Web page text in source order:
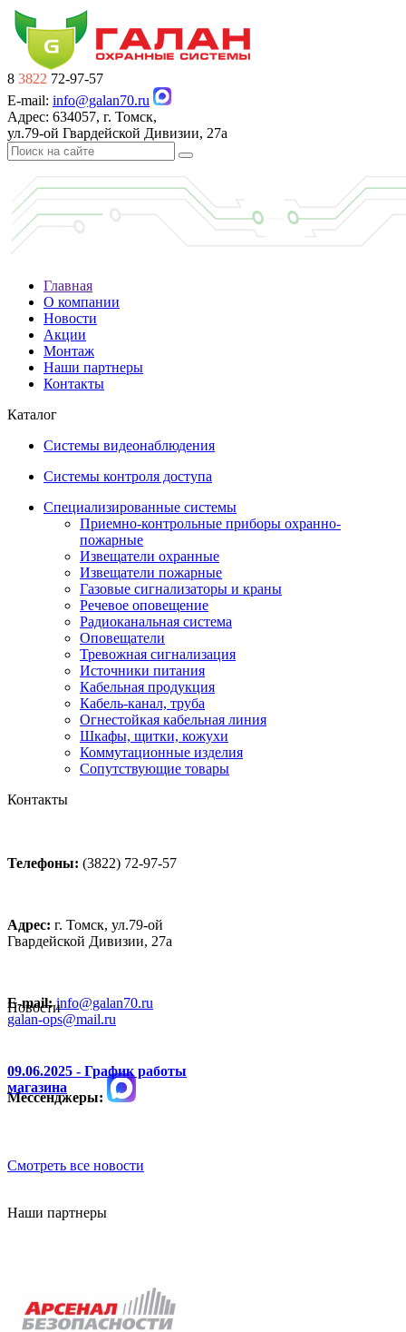
8 3822 72-97-57
E-mail: info@galan70.ru
Адрес: 634057, г. Томск,
ул.79-ой Гвардейской Дивизии, 27а
Главная
О компании
Новости
Акции
Монтаж
Наши партнеры
Контакты
Каталог
Системы видеонаблюдения
Системы контроля доступа
Специализированные системы
Приемно-контрольные приборы охранно-
пожарные
Извещатели охранные
Извещатели пожарные
Газовые сигнализаторы и краны
Речевое оповещение
Радиоканальная система
Оповещатели
Тревожная сигнализация
Источники питания
Кабельная продукция
Кабель-канал, труба
Огнестойкая кабельная линия
Шкафы, щитки, кожухи
Коммутационные изделия
Сопутствующие товары
Контакты
Телефоны: (3822) 72-97-57
Адрес: г. Томск, ул.79-ой
Гвардейской Дивизии, 27а
E-mail: info@galan70.ru
galan-ops@mail.ru
Мессенджеры:
Новости
09.06.2025 - График работы
магазина
Смотреть все новости
Наши партнеры